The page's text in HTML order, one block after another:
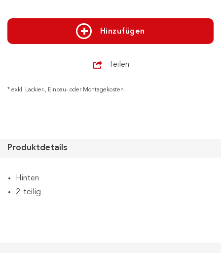
Hinzufügen
Teilen
* exkl. Lackier-, Einbau- oder Montagekosten
Produktdetails
Hinten
2-teilig